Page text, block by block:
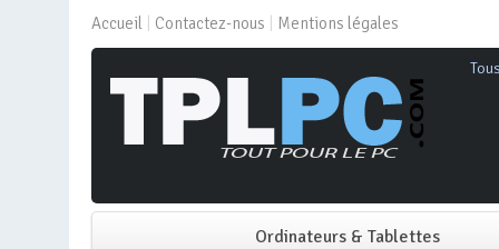
Accueil Contactez-nous Mentions légales
Ordinateurs & Tablettes